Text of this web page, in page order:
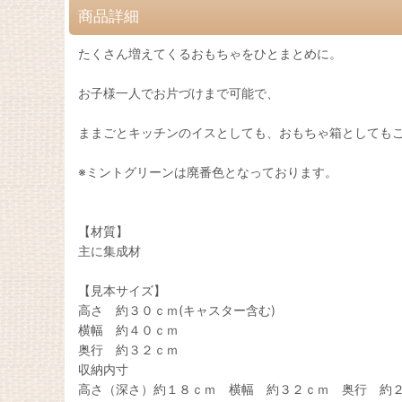
商品詳細
たくさん増えてくるおもちゃをひとまとめに。
お子様一人でお片づけまで可能で、
ままごとキッチンのイスとしても、おもちゃ箱としても
※ミントグリーンは廃番色となっております。
【材質】
主に集成材
【見本サイズ】
高さ 約３０ｃｍ(キャスター含む)
横幅 約４０ｃｍ
奥行 約３２ｃｍ
収納内寸
高さ（深さ）約１８ｃｍ 横幅 約３２ｃｍ 奥行 約